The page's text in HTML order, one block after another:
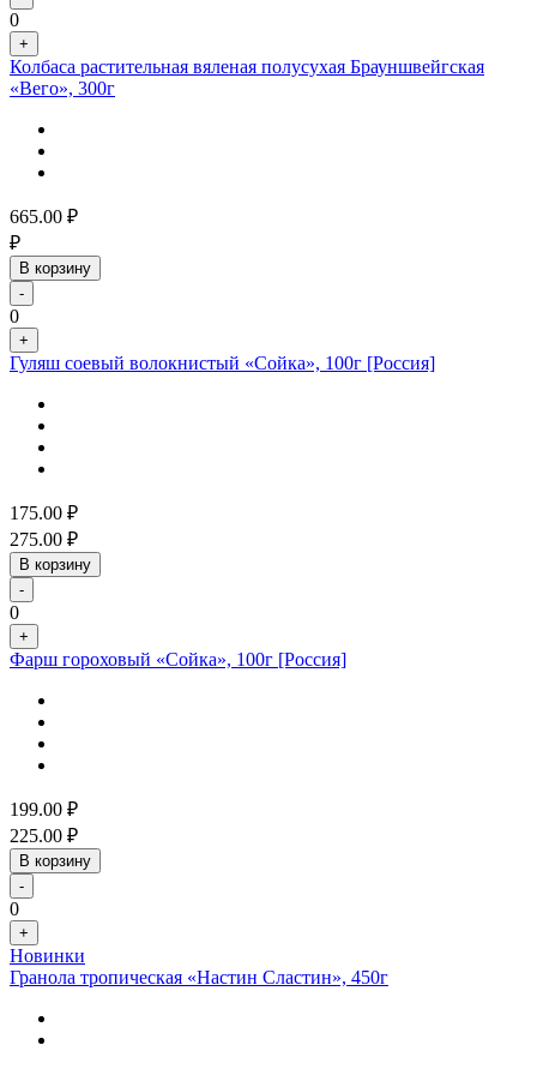
0
+
Колбаса растительная вяленая полусухая Брауншвейгская
«Вего», 300г
665.00 ₽
₽
В корзину
-
0
+
Гуляш соевый волокнистый «Сойка», 100г [Россия]
175.00 ₽
275.00 ₽
В корзину
-
0
+
Фарш гороховый «Сойка», 100г [Россия]
199.00 ₽
225.00 ₽
В корзину
-
0
+
Новинки
Гранола тропическая «Настин Сластин», 450г